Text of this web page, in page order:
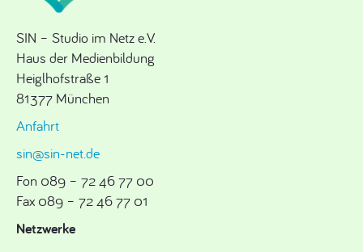
SIN – Studio im Netz e.V.
Haus der Medienbildung
Heiglhofstraße 1
81377 München
Anfahrt
sin@sin-net.de
Fon 089 – 72 46 77 00
Fax 089 – 72 46 77 01
Netzwerke